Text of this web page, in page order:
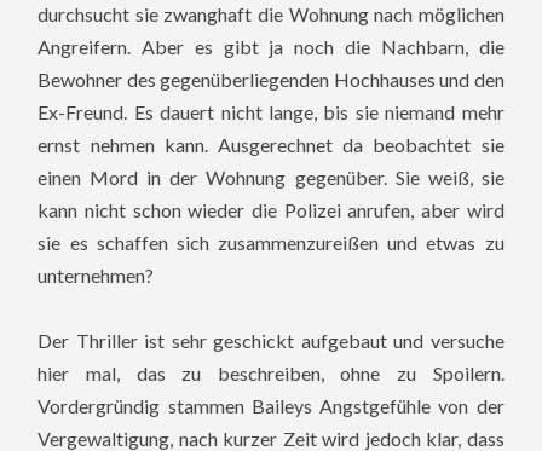
durchsucht sie zwanghaft die Wohnung nach möglichen
Angreifern. Aber es gibt ja noch die Nachbarn, die
Bewohner des gegenüberliegenden Hochhauses und den
Ex-Freund. Es dauert nicht lange, bis sie niemand mehr
ernst nehmen kann. Ausgerechnet da beobachtet sie
einen Mord in der Wohnung gegenüber. Sie weiß, sie
kann nicht schon wieder die Polizei anrufen, aber wird
sie es schaffen sich zusammenzureißen und etwas zu
unternehmen?
Der Thriller ist sehr geschickt aufgebaut und versuche
hier mal, das zu beschreiben, ohne zu Spoilern.
Vordergründig stammen Baileys Angstgefühle von der
Vergewaltigung, nach kurzer Zeit wird jedoch klar, dass